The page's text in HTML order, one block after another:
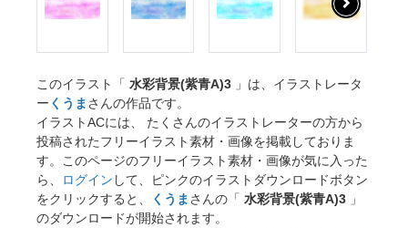
このイラスト「 水彩背景(紫青A)3 」は、イラストレータ
ー くうま さんの作品です。
イラストACには、 たくさんのイラストレーターの方から
投稿されたフリーイラスト素材・画像を掲載しておりま
す。このページのフリーイラスト素材・画像が気に入った
ら、
ログイン して、ピンクのイラストダウンロードボタン
をクリックすると、
くうま さんの「 水彩背景(紫青A)3 」
のダウンロードが開始されます。